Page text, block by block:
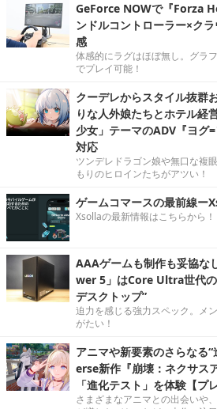
GeForce NOWで『Forza
ンドルコントローラー×ク
感
体感的にラグはほぼ無し。グラ
でプレイ可能！
クーデレからスタイル抜群
りな人外娘たちとホテル経
少女」テーマのADV『ヨグ
対応
ツンデレドラゴン娘や無口な複
もりのヒロインたちがアツい！
ゲームコマースの最前線ー
Xsollaの最新情報はこちらから！
AAAゲームも制作も妥協
wer 5」はCore Ultra世代
デスクトップ”
迫力を感じる強力スペック。メ
がたい！
アニマや新要素のさらなる
erse新作『崩壊：ネクサス
「進化テスト」を体験【プ
さまざまなアニマとの出会いや